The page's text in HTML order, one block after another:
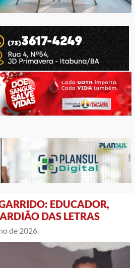
EDUCADOR,
DAS LETRAS
de 2026